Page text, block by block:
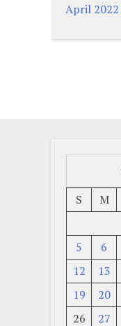
April 2022
S
M
5
6
12
13
19
20
26
27